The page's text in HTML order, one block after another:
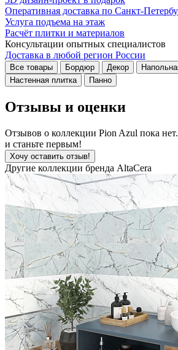
Оперативная доставка по Санкт-
Услуга подъема на этаж
Расчёт плитки и материалов
Консультации опытных специалистов
Доставка в любой регион России
Все товары Бордюр Декор
Настенная плитка
Панно
Отзывы и оценки
Отзывов о коллекции Pion Azul пока
и станьте первым!
Хочу оставить отзыв!
Другие коллекции бренда AltaCera